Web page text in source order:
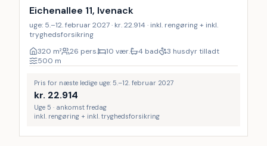
Eichenallee 11, Ivenack
uge: 5.–12. februar 2027 · kr. 22.914 · inkl. rengøring + inkl.
tryghedsforsikring
320 m² 26 pers. 10 vær. 4 bad
3 husdyr tilladt
500 m
Pris for næste ledige uge: 5.–12. februar 2027
kr. 22.914
Uge 5 · ankomst fredag
inkl. rengøring + inkl. tryghedsforsikring
Inkl. rengøring